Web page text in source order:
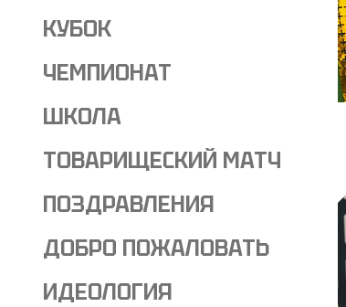
КУБОК
ЧЕМПИОНАТ
ШКОЛА
ТОВАРИЩЕСКИЙ МАТЧ
ПОЗДРАВЛЕНИЯ
ДОБРО ПОЖАЛОВАТЬ
ИДЕОЛОГИЯ